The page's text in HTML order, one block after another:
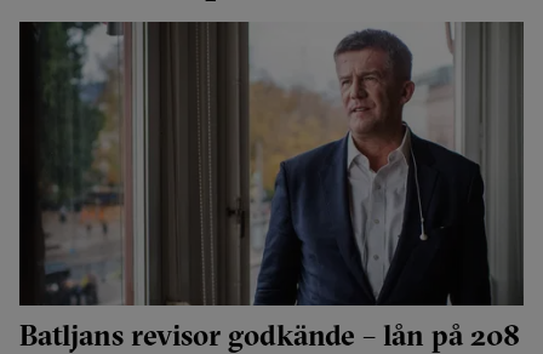
Batljans revisor godkände – lån på 208